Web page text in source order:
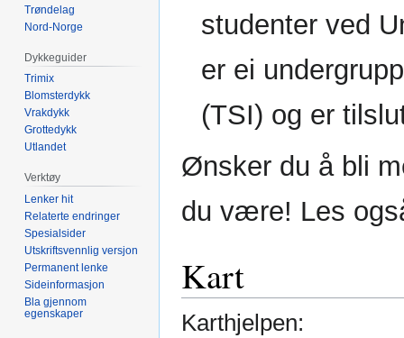
studenter ved
er ei
(TSI) og er
Ønsker du å bli
du være! Les
Kart
Karthjelpen:
Trøndelag
Nord-Norge
Dykkeguider
Trimix
Blomsterdykk
Vrakdykk
Grottedykk
Utlandet
Verktøy
Lenker hit
Relaterte endringer
Spesialsider
Utskriftsvennlig versjon
Permanent lenke
Sideinformasjon
Bla gjennom
egenskaper